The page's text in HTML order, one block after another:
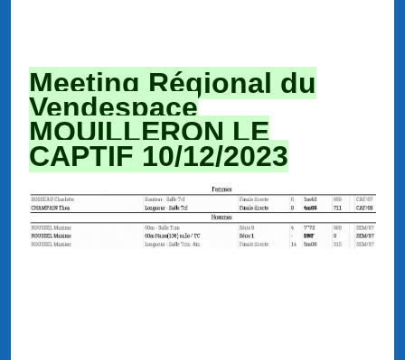
Meeting Régional du
Vendespace
MOUILLERON LE
CAPTIF 10/12/2023